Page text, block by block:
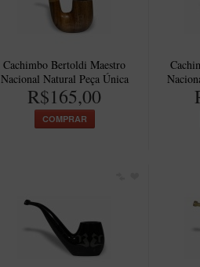
Cachimbo Bertoldi Maestro
Nacional Natural Peça Única
R$165,00
COMPRAR